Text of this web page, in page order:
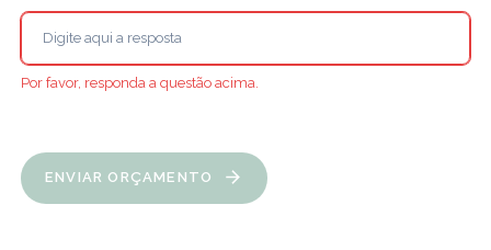
Por favor, responda a questão acima.
ENVIAR ORÇAMENTO